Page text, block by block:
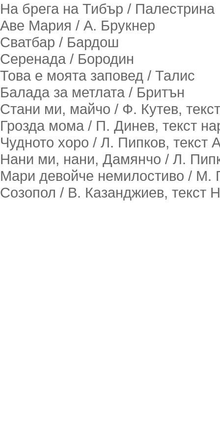
На брега на Тибър / Палестрина
Аве Мария / А. Брукнер
Сватбар / Бардош
Серенада / Бородин
Това е моята заповед / Талис
Балада за метлата / Бритън
Стани ми, майчо / Ф. Кутев,
Грозда мома / П. Динев, текст
Чудното хоро / Л. Пипков, текст
Нани ми, нани, Дамянчо / Л.
Мари девойче немилостиво / М.
Созопол / В. Казанджиев, текст